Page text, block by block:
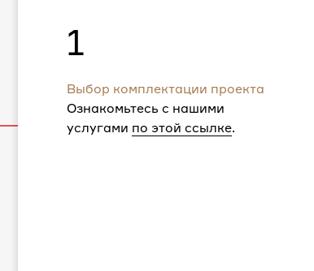
1
Выбор комплектации проекта
Ознакомьтесь с нашими
услугами по этой ссылке.